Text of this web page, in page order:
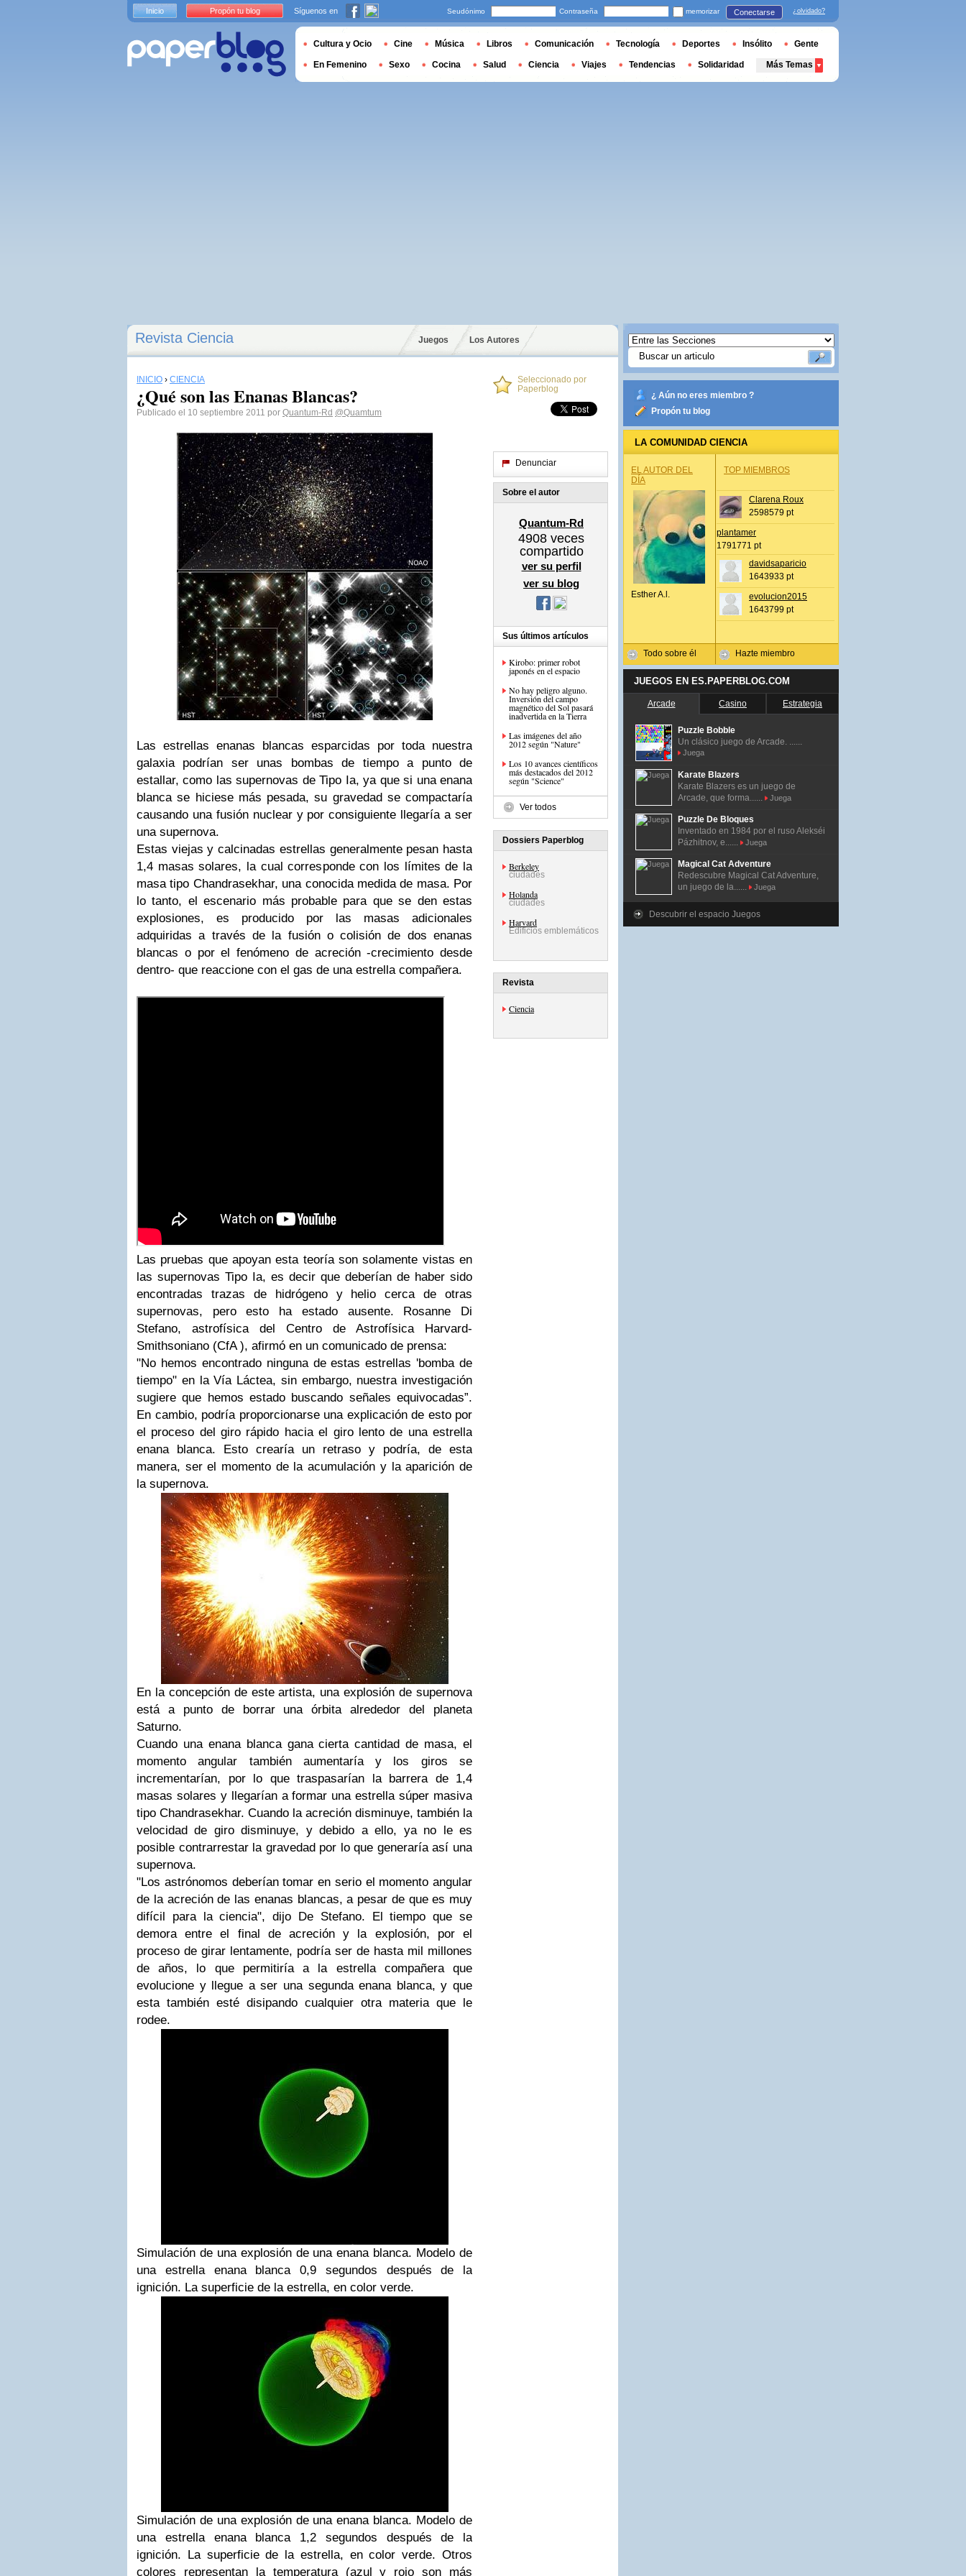
Revista Ciencia Juegos Los Autores
INICIO › CIENCIA
¿Qué son las Enanas Blancas?
Publicado el 10 septiembre 2011 por Quantum-Rd @Quamtum
Las estrellas enanas blancas esparcidas por toda nuestra
galaxia podrían ser unas bombas de tiempo a punto de
estallar, como las supernovas de Tipo Ia, ya que si una enana
blanca se hiciese más pesada, su gravedad se compactaría
causando una fusión nuclear y por consiguiente llegaría a ser
una supernova.
Estas viejas y calcinadas estrellas generalmente pesan hasta
1,4 masas solares, la cual corresponde con los límites de la
masa tipo Chandrasekhar, una conocida medida de masa. Por
lo tanto, el escenario más probable para que se den estas
explosiones, es producido por las masas adicionales
adquiridas a través de la fusión o colisión de dos enanas
blancas o por el fenómeno de acreción -crecimiento desde
dentro- que reaccione con el gas de una estrella compañera.
Las pruebas que apoyan esta teoría son solamente vistas en
las supernovas Tipo Ia, es decir que deberían de haber sido
encontradas trazas de hidrógeno y helio cerca de otras
supernovas, pero esto ha estado ausente. Rosanne Di
Stefano, astrofísica del Centro de Astrofísica Harvard-
Smithsoniano (CfA ), afirmó en un comunicado de prensa:
"No hemos encontrado ninguna de estas estrellas 'bomba de
tiempo" en la Vía Láctea, sin embargo, nuestra investigación
sugiere que hemos estado buscando señales equivocadas”.
En cambio, podría proporcionarse una explicación de esto por
el proceso del giro rápido hacia el giro lento de una estrella
enana blanca. Esto crearía un retraso y podría, de esta
manera, ser el momento de la acumulación y la aparición de
la supernova.
En la concepción de este artista, una explosión de supernova
está a punto de borrar una órbita alrededor del planeta
Saturno.
Cuando una enana blanca gana cierta cantidad de masa, el
momento angular también aumentaría y los giros se
incrementarían, por lo que traspasarían la barrera de 1,4
masas solares y llegarían a formar una estrella súper masiva
tipo Chandrasekhar. Cuando la acreción disminuye, también la
velocidad de giro disminuye, y debido a ello, ya no le es
posible contrarrestar la gravedad por lo que generaría así una
supernova.
"Los astrónomos deberían tomar en serio el momento angular
de la acreción de las enanas blancas, a pesar de que es muy
difícil para la ciencia", dijo De Stefano. El tiempo que se
demora entre el final de acreción y la explosión, por el
proceso de girar lentamente, podría ser de hasta mil millones
de años, lo que permitiría a la estrella compañera que
evolucione y llegue a ser una segunda enana blanca, y que
esta también esté disipando cualquier otra materia que le
rodee.
Simulación de una explosión de una enana blanca. Modelo de
una estrella enana blanca 0,9 segundos después de la
ignición. La superficie de la estrella, en color verde.
Simulación de una explosión de una enana blanca. Modelo de
una estrella enana blanca 1,2 segundos después de la
ignición. La superficie de la estrella, en color verde. Otros
colores representan la temperatura (azul y rojo son más
Seleccionado por
Paperblog
Denunciar
Sobre el autor
Quantum-Rd
4908 veces
compartido
ver su perfil
ver su blog
Sus últimos artículos
Kirobo: primer robot
japonés en el espacio
No hay peligro alguno.
Inversión del campo
magnético del Sol pasará
inadvertida en la Tierra
Las imágenes del año
2012 según "Nature"
Los 10 avances científicos
más destacados del 2012
según "Science"
Ver todos
Dossiers Paperblog
Berkeley
ciudades
Holanda
ciudades
Harvard
Edificios emblemáticos
Revista
Ciencia
¿ Aún no eres miembro ?
Propón tu blog
LA COMUNIDAD CIENCIA
EL AUTOR DEL
DÍA
Esther A.l.
Todo sobre él
TOP MIEMBROS
Clarena Roux
2598579 pt
plantamer
1791771 pt
davidsaparicio
1643933 pt
evolucion2015
1643799 pt
Hazte miembro
JUEGOS EN ES.PAPERBLOG.COM
Arcade Casino Estrategia
Puzzle Bobble
Un clásico juego de Arcade. ......
Juega
Karate Blazers
Karate Blazers es un juego de
Arcade, que forma......
Juega
Puzzle De Bloques
Inventado en 1984 por el ruso Alekséi
Pázhitnov, e......
Juega
Magical Cat Adventure
Redescubre Magical Cat Adventure,
un juego de la......
Juega
Descubrir el espacio Juegos
Inicio Propón tu blog Síguenos en Seudónimo Contraseña memorizar Conectarse ¿olvidado?
Cultura y Ocio Cine Música Libros Comunicación Tecnología Deportes Insólito Gente
En Femenino Sexo Cocina Salud Ciencia Viajes Tendencias Solidaridad Más Temas